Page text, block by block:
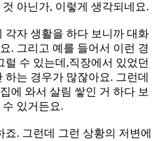
아닌가, 이렇게 생각되네요.
자 생활을 하다 보니까 대화
. 그리고 예를 들어서 이런 경
수 있는데,직장에서 있었던
는 경우가 많잖아요. 그런데
에 와서 살림 쌓인 거 하다 보
있거든요.
. 그런데 그런 상황의 저변에